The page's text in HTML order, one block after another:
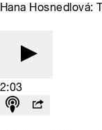
Hana Hosnedlová:
2:03